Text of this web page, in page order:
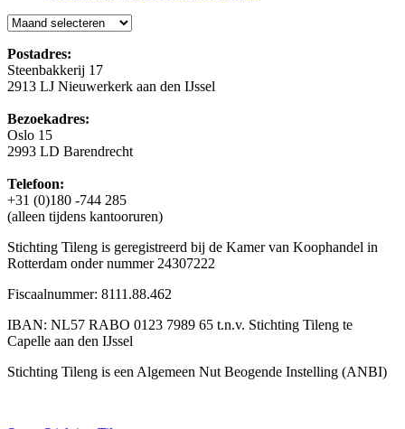
Blog
Postadres:
Steenbakkerij 17
2913 LJ Nieuwerkerk aan den IJssel
Bezoekadres:
Oslo 15
2993 LD Barendrecht
Telefoon:
+31 (0)180 -744 285
(alleen tijdens kantooruren)
Stichting Tileng is geregistreerd bij de Kamer van Koophandel in
Rotterdam onder nummer 24307222
Fiscaalnummer: 8111.88.462
IBAN: NL57 RABO 0123 7989 65 t.n.v. Stichting Tileng te
Capelle aan den IJssel
Stichting Tileng is een Algemeen Nut Beogende Instelling (ANBI)